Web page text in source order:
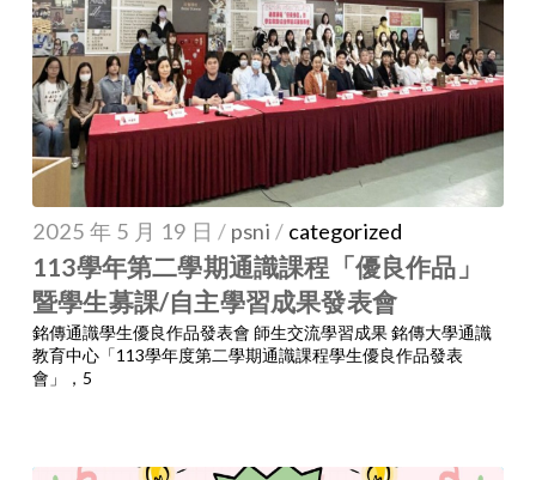
2025 年 5 月 19 日 / psni / categorized
113學年第二學期通識課程「優良作品」
暨學生募課/自主學習成果發表會
銘傳通識學生優良作品發表會 師生交流學習成果 銘傳大學通識
教育中心「113學年度第二學期通識課程學生優良作品發表
會」，5